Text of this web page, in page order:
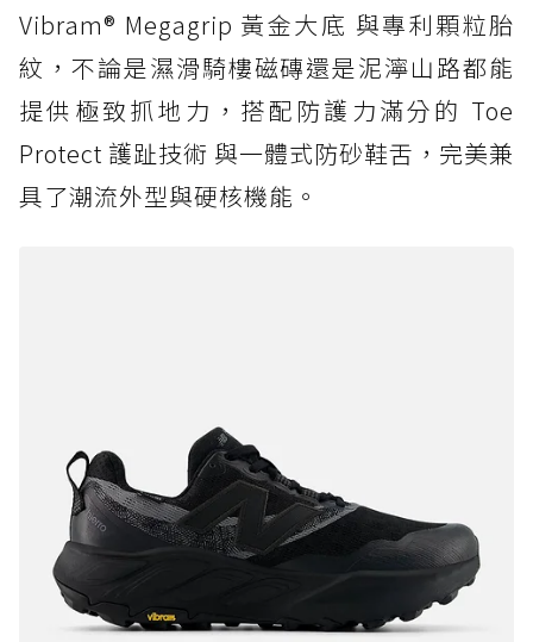
Vibram® Megagrip 黃金大底 與專利顆粒胎
紋，不論是濕滑騎樓磁磚還是泥濘山路都能
提供極致抓地力，搭配防護力滿分的 Toe
Protect 護趾技術 與一體式防砂鞋舌，完美兼
具了潮流外型與硬核機能。